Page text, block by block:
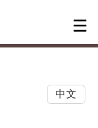
中文